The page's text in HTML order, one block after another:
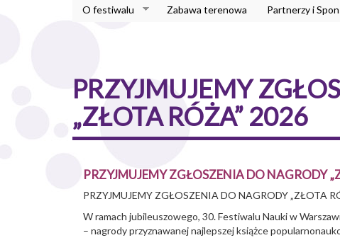
O festiwalu Zabawa terenowa Partnerzy i
PRZYJMUJEMY
„ZŁOTA RÓŻA” 2026
PRZYJMUJEMY ZGŁOSZENIA DO NAGRODY
PRZYJMUJEMY ZGŁOSZENIA DO NAGRODY „ZŁOTA
W ramach jubileuszowego, 30. Festiwalu Nauki w
– nagrody przyznawanej najlepszej książce